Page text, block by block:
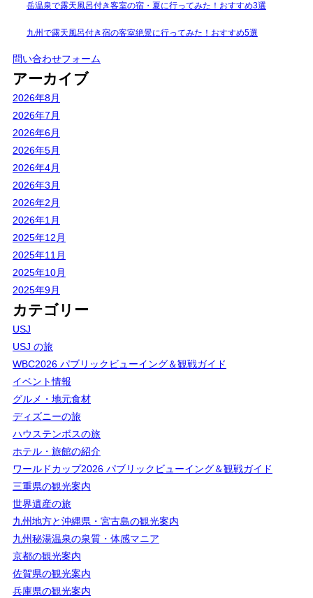
岳温泉で露天風呂付き客室の宿・夏に行ってみた！おすすめ3選
九州で露天風呂付き宿の客室絶景に行ってみた！おすすめ5選
問い合わせフォーム
アーカイブ
2026年8月
2026年7月
2026年6月
2026年5月
2026年4月
2026年3月
2026年2月
2026年1月
2025年12月
2025年11月
2025年10月
2025年9月
カテゴリー
USJ
USJ の旅
WBC2026 パブリックビューイング＆観戦ガイド
イベント情報
グルメ・地元食材
ディズニーの旅
ハウステンボスの旅
ホテル・旅館の紹介
ワールドカップ2026 パブリックビューイング＆観戦ガイド
三重県の観光案内
世界遺産の旅
九州地方と沖縄県・宮古島の観光案内
九州秘湯温泉の泉質・体感マニア
京都の観光案内
佐賀県の観光案内
兵庫県の観光案内